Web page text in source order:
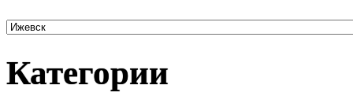
Категории